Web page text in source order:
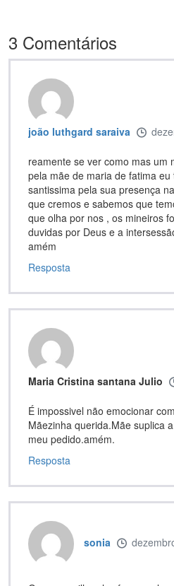
3 Comentários
joão luthgard saraiva
reamente se ver como mas um
pela mãe de maria de fatima
santissima pela sua presença
que cremos e sabemos que
que olha por nos , os mineiros
duvidas por Deus e a
amém
Resposta
Maria Cristina santana Julio
É impossivel não emocionar
Mãezinha querida.Mãe suplica
meu pedido.amém.
Resposta
sonia